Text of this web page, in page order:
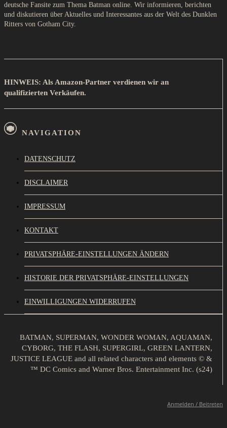
deutsche Fansite zum Thema Batman online. Wir informieren, berichten
und diskutieren über Aktuelles und Interessantes aus der Welt des Dunklen
Ritters von Gotham City.
HINWEIS: Als Amazon-Partner verdienen wir an
qualifizierten Verkäufen.
NAVIGATION
DATENSCHUTZ
DISCLAIMER
IMPRESSUM
KONTAKT
PRIVATSPHÄRE-EINSTELLUNGEN ÄNDERN
HISTORIE DER PRIVATSPHÄRE-EINSTELLUNGEN
EINWILLIGUNGEN WIDERRUFEN
BATMAN, SUPERMAN, WONDER WOMAN, AQUAMAN,
CYBORG, THE FLASH, SUPERGIRL, GREEN LANTERN,
JUSTICE LEAGUE and all related characters and elements © &
™ DC Comics and Warner Bros. Entertainment Inc. (s24)
Anmelden / Beitreten